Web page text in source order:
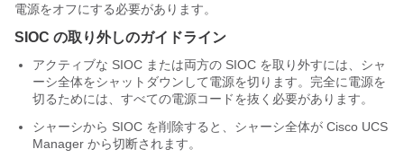
電源をオフにする必要があります。
SIOC の取り外しのガイドライン
アクティブな SIOC または両方の SIOC を取り外すには、シャ
ーシ全体をシャットダウンして電源を切ります。完全に電源を
切るためには、すべての電源コードを抜く必要があります。
シャーシから SIOC を削除すると、シャーシ全体が Cisco UCS
Manager から切断されます。